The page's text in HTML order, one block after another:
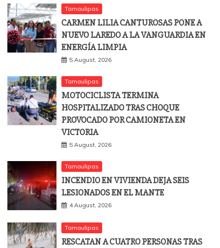
Tamaulipas
CARMEN LILIA CANTUROSAS PONE A
NUEVO LAREDO A LA VANGUARDIA EN
ENERGÍA LIMPIA
5 August, 2026
Tamaulipas
MOTOCICLISTA TERMINA
HOSPITALIZADO TRAS CHOQUE
PROVOCADO POR CAMIONETA EN
VICTORIA
5 August, 2026
Tamaulipas
INCENDIO EN VIVIENDA DEJA SEIS
LESIONADOS EN EL MANTE
4 August, 2026
Tamaulipas
RESCATAN A CUATRO PERSONAS TRAS